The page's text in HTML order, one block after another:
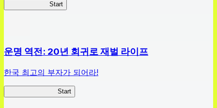
Start
운명 역전: 20년 회귀로 재벌 라이프
한국 최고의 부자가 되어라!
Start